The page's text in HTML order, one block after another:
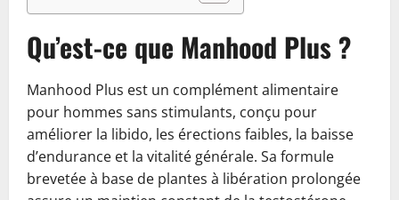
Qu’est-ce que Manhood Plus ?
Manhood Plus est un complément alimentaire
pour hommes sans stimulants, conçu pour
améliorer la libido, les érections faibles, la baisse
d’endurance et la vitalité générale. Sa formule
brevetée à base de plantes à libération prolongée